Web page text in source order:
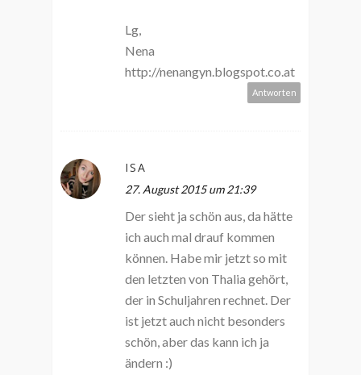
Lg,
Nena
http://nenangyn.blogspot.co.at
Antworten
ISA
27. August 2015 um 21:39
Der sieht ja schön aus, da hätte
ich auch mal drauf kommen
können. Habe mir jetzt so mit
den letzten von Thalia gehört,
der in Schuljahren rechnet. Der
ist jetzt auch nicht besonders
schön, aber das kann ich ja
ändern :)